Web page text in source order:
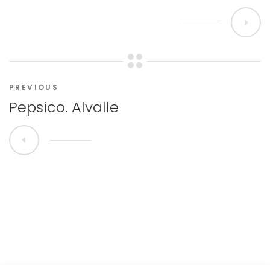
PREVIOUS
Pepsico. Alvalle